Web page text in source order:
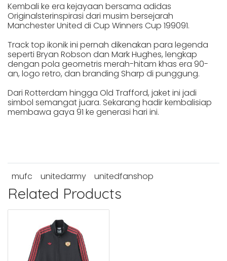
Kembali ke era kejayaan bersama adidas
Originalsterinspirasi dari musim bersejarah
Manchester United di Cup Winners Cup 199091.
Track top ikonik ini pernah dikenakan para legenda
seperti Bryan Robson dan Mark Hughes, lengkap
dengan pola geometris merah-hitam khas era 90-
an, logo retro, dan branding Sharp di punggung.
Dari Rotterdam hingga Old Trafford, jaket ini jadi
simbol semangat juara. Sekarang hadir kembalisiap
membawa gaya 91 ke generasi hari ini.
mufc unitedarmy unitedfanshop
Related Products